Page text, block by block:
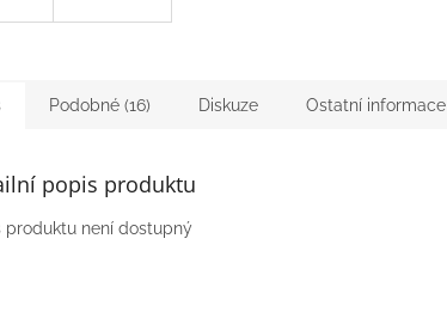
Podobné (16) Diskuze Ostatní informace
popis produktu
produktu není dostupný